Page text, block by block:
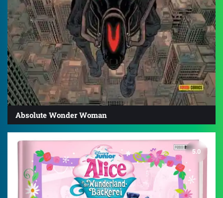
Absolute Wonder Woman
5.0